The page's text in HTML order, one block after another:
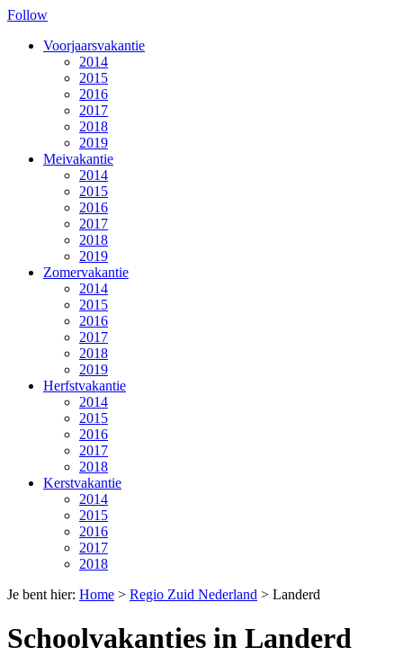
Follow
Voorjaarsvakantie
2014
2015
2016
2017
2018
2019
Meivakantie
2014
2015
2016
2017
2018
2019
Zomervakantie
2014
2015
2016
2017
2018
2019
Herfstvakantie
2014
2015
2016
2017
2018
Kerstvakantie
2014
2015
2016
2017
2018
Je bent hier: Home > Regio Zuid Nederland > Landerd
Schoolvakanties in Landerd